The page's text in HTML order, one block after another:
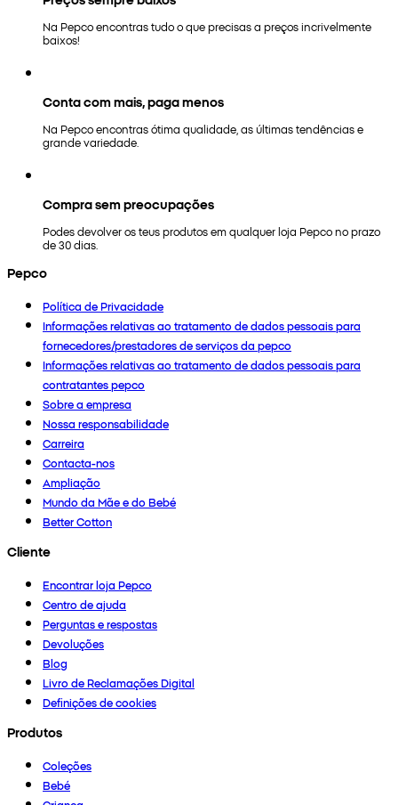
Na Pepco encontras tudo o que precisas a preços incrivelmente
baixos!
Conta com mais, paga menos
Na Pepco encontras ótima qualidade, as últimas tendências e
grande variedade.
Compra sem preocupações
Podes devolver os teus produtos em qualquer loja Pepco no prazo
de 30 dias.
Pepco
Política de Privacidade
Informações relativas ao tratamento de dados pessoais para
fornecedores/prestadores de serviços da pepco
Informações relativas ao tratamento de dados pessoais para
contratantes pepco
Sobre a empresa
Nossa responsabilidade
Carreira
Contacta-nos
Ampliação
Mundo da Mãe e do Bebé
Better Cotton
Cliente
Encontrar loja Pepco
Centro de ajuda
Perguntas e respostas
Devoluções
Blog
Livro de Reclamações Digital
Definições de cookies
Produtos
Coleções
Bebé